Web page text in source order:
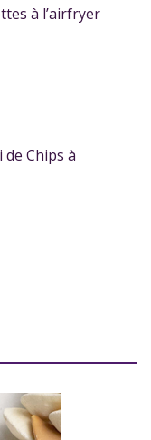
à l’airfryer
de Chips à